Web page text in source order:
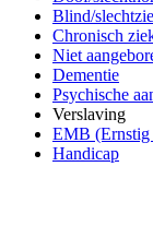
Blind/
Chronisch
Niet
Dementie
Psychische
Verslaving
EMB (Ernstig
Handicap